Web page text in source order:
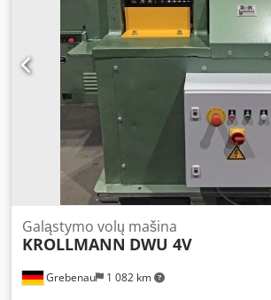
Grebenau 1 082 km
Galąstymo volų mašina
KROLLMANN DWU 4V